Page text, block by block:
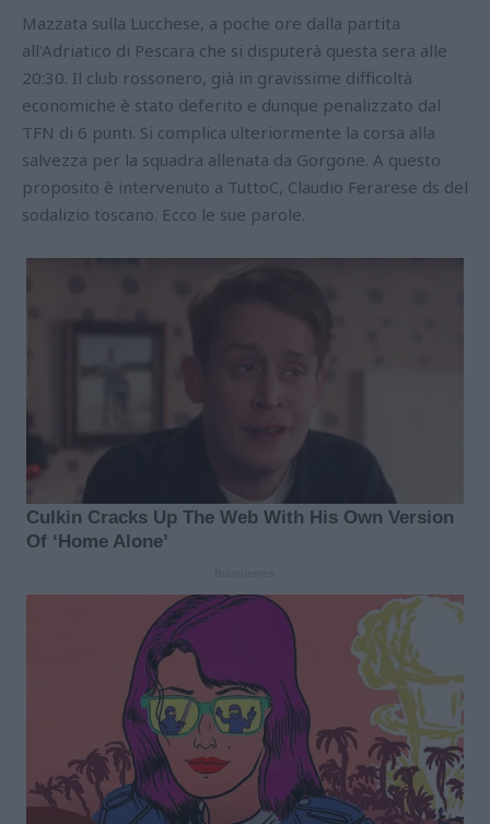
Mazzata sulla Lucchese, a poche ore dalla partita
all'Adriatico di Pescara che si disputerà questa sera alle
20:30. Il club rossonero, già in gravissime difficoltà
economiche è stato deferito e dunque penalizzato dal
TFN di 6 punti. Si complica ulteriormente la corsa alla
salvezza per la squadra allenata da Gorgone. A questo
proposito è intervenuto a TuttoC, Claudio Ferarese ds del
sodalizio toscano. Ecco le sue parole.